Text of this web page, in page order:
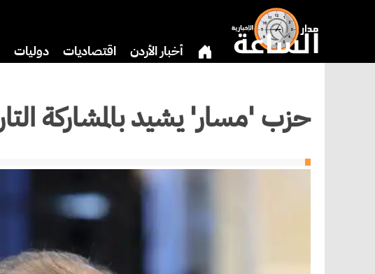
أخبار الأردن اقتصاديات دوليات
حزب 'مسار' يشيد بالمشاركة